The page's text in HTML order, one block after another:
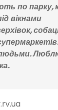
по парку,
вікнами
людьми.